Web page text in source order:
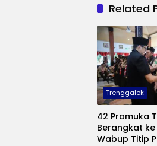
Related
Trenggalek
42 Pramuka
Berangkat
Wabup Titip